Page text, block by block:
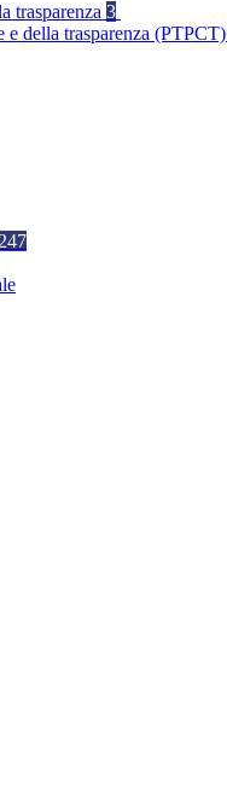
trasparenza 3
e della trasparenza (PTPCT)
247